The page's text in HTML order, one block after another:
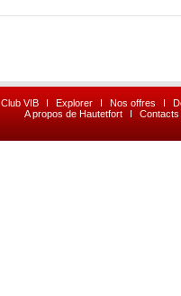
Club VIB I Explorer I Nos offres I
A propos de Hautetfort
I Contacts